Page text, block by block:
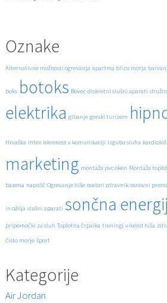
Oznake
Alternativne možnosti ogrevanja apartma blizu morja
boks botoks Bovec diskretni slušni aparati
elektrika gibanje gorski turizem
Hrvaška intex iskrenost v komunikaciji izguba sluha
marketing montaža pvc oken Montaža
bazena napušč Ogrevanje hiše osebni zdravnik osnovni
in ožilja slušni aparati sončna
pripomočki za sluh Toplotna črpalka treningi vikend hiša
čisto morje šport
Kategorije
Air Jordan